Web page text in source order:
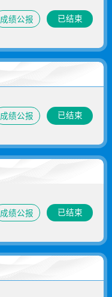
成绩公报 已结束
成绩公报 已结束
成绩公报 已结束